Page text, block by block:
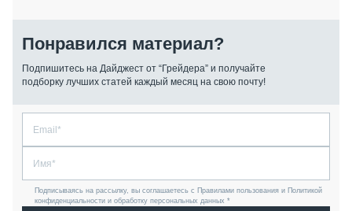
Понравился материал?
Подпишитесь на Дайджест от “Грейдера” и получайте
подборку лучших статей каждый месяц на свою почту!
Подписываясь на рассылку, вы соглашаетесь с Правилами пользования и Политикой
конфиденциальности и обработку персональных данных *